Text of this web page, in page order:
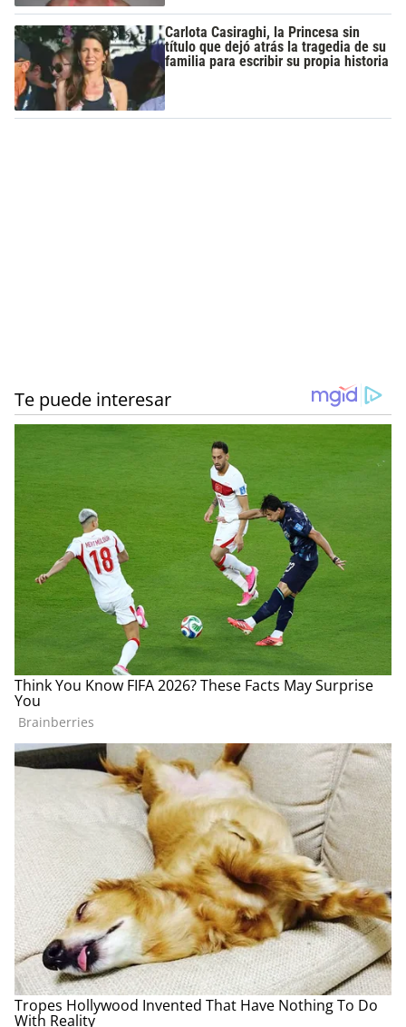
Carlota Casiraghi, la Princesa sin
título que dejó atrás la tragedia de su
familia para escribir su propia historia